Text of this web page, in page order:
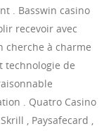
. Basswin casino
recevoir avec
cherche à charme
technologie de
. Quatro Casino
, Paysafecard ,